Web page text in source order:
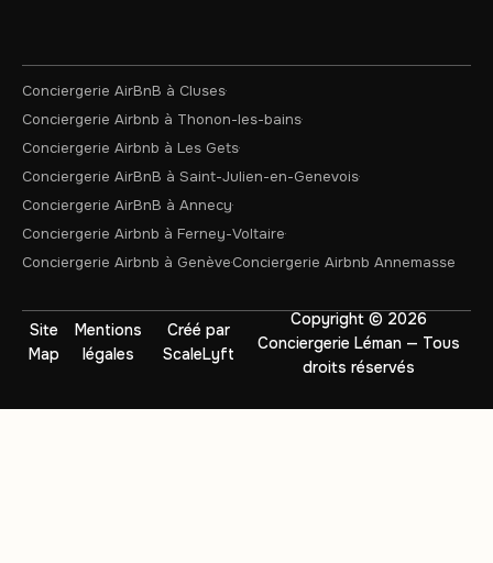
Conciergerie AirBnB à Cluses
Conciergerie Airbnb à Thonon-les-bains
Conciergerie Airbnb à Les Gets
Conciergerie AirBnB à Saint-Julien-en-Genevois
Conciergerie AirBnB à Annecy
Conciergerie Airbnb à Ferney-Voltaire
Conciergerie Airbnb à GenèveConciergerie Airbnb Annemasse
Copyright © 2026
Conciergerie Léman — Tous
droits réservés
Site
Map
Mentions
légales
Créé par
ScaleLyft